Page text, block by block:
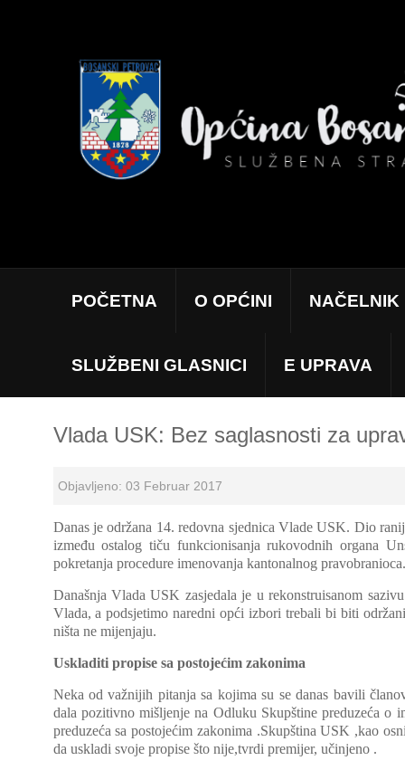
POČETNA O OPĆINI NAČELNIK
SLUŽBENI GLASNICI E UPRAVA
Vlada USK: Bez saglasnosti za
Objavljeno: 03 Februar 2017
Danas je održana 14. redovna sjednica Vlade USK. Dio
između ostalog tiču funkcionisanja rukovodnih organa
pokretanja procedure imenovanja kantonalnog pravobranioca.
Današnja Vlada USK zasjedala je u rekonstruisanom
Vlada, a podsjetimo naredni opći izbori trebali bi biti
ništa ne mijenjaju.
Uskladiti propise sa postojećim zakonima
Neka od važnijih pitanja sa kojima su se danas bavili
dala pozitivno mišljenje na Odluku Skupštine preduzeća o
preduzeća sa postojećim zakonima .Skupština USK ,kao
da uskladi svoje propise što nije,tvrdi premijer, učinjeno .